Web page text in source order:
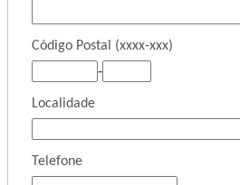
Código Postal (xxxx-xxx)
-
Localidade
Telefone